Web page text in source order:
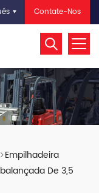
Contate-Nos
Empilhadeira
De 3,5